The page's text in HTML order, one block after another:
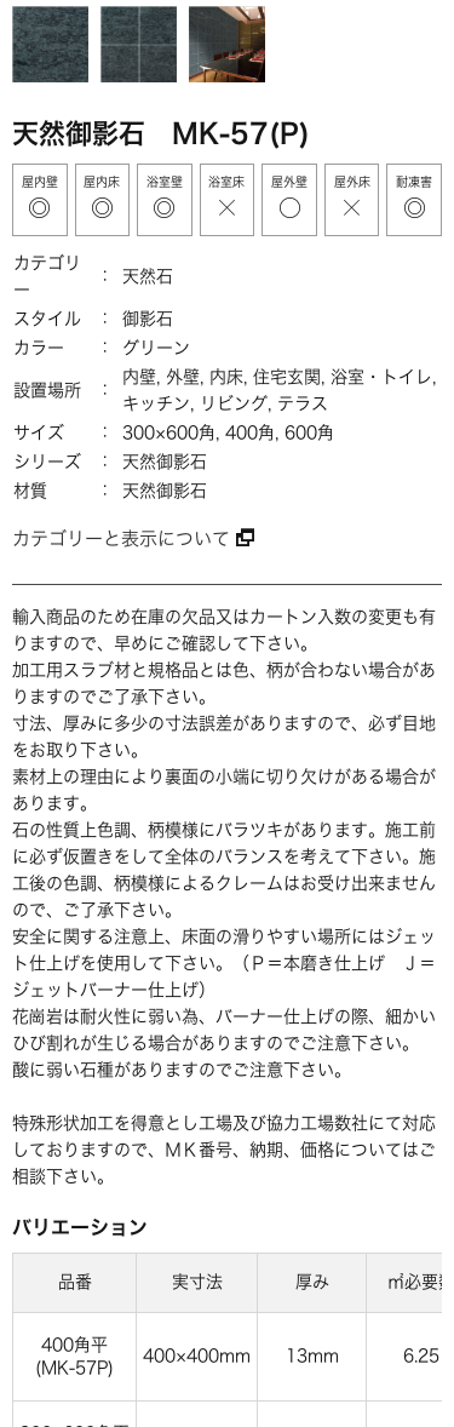
天然御影石 MK-57(P)
屋内壁 屋内床 浴室壁 浴室床 屋外壁 屋外床 耐凍害
カテゴリ
ー
天然石
スタイル
御影石
カラー
グリーン
設置場所
内壁, 外壁, 内床, 住宅玄関, 浴室・トイレ,
キッチン, リビング, テラス
サイズ
300×600角, 400角, 600角
シリーズ
天然御影石
材質
天然御影石
カテゴリーと表示について
輸入商品のため在庫の欠品又はカートン入数の変更も有
りますので、早めにご確認して下さい。
加工用スラブ材と規格品とは色、柄が合わない場合があ
りますのでご了承下さい。
寸法、厚みに多少の寸法誤差がありますので、必ず目地
をお取り下さい。
素材上の理由により裏面の小端に切り欠けがある場合が
あります。
石の性質上色調、柄模様にバラツキがあります。施工前
に必ず仮置きをして全体のバランスを考えて下さい。施
工後の色調、柄模様によるクレームはお受け出来ません
ので、ご了承下さい。
安全に関する注意上、床面の滑りやすい場所にはジェッ
ト仕上げを使用して下さい。（Ｐ＝本磨き仕上げ Ｊ＝
ジェットバーナー仕上げ）
花崗岩は耐火性に弱い為、バーナー仕上げの際、細かい
ひび割れが生じる場合がありますのでご注意下さい。
酸に弱い石種がありますのでご注意下さい。
特殊形状加工を得意とし工場及び協力工場数社にて対応
しておりますので、ＭＫ番号、納期、価格についてはご
相談下さい。
バリエーション
品番 実寸法 厚み ㎡必要数
400角平
(MK-57P)
400×400mm 13mm 6.25